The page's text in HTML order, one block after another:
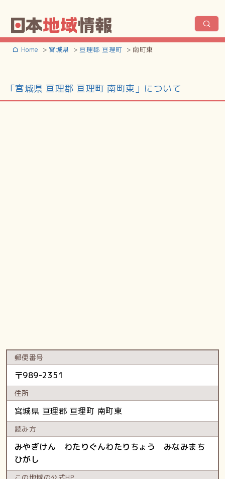
Home 宮城県 亘理郡 亘理町 南町東
「宮城県 亘理郡 亘理町 南町東」について
郵便番号
〒989-2351
住所
宮城県 亘理郡 亘理町 南町東
読み方
みやぎけん わたりぐんわたりちょう みなみまち
ひがし